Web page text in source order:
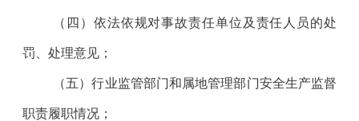
（四）依法依规对事故责任单位及责任人员的处
罚、处理意见；
（五）行业监管部门和属地管理部门安全生产监督
职责履职情况；